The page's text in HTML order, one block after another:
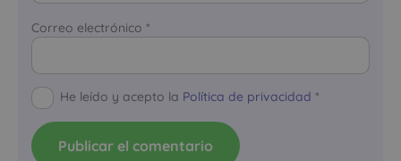
Correo electrónico *
He leído y acepto la Política de privacidad *